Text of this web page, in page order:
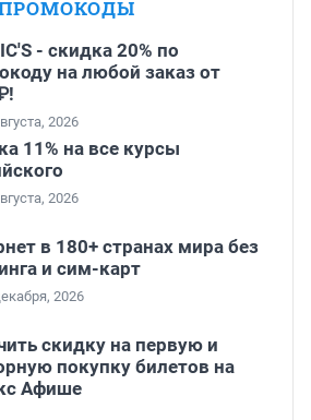
- скидка 20% по
на любой заказ от
2026
11% на все курсы
2026
в 180+ странах мира без
и сим-карт
2026
скидку на первую и
покупку билетов на
Афише